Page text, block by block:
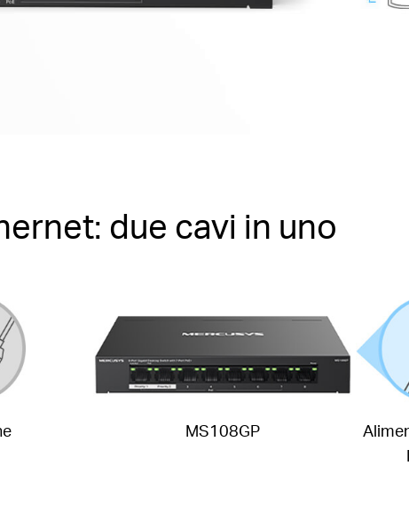
due cavi in uno
MS108GP